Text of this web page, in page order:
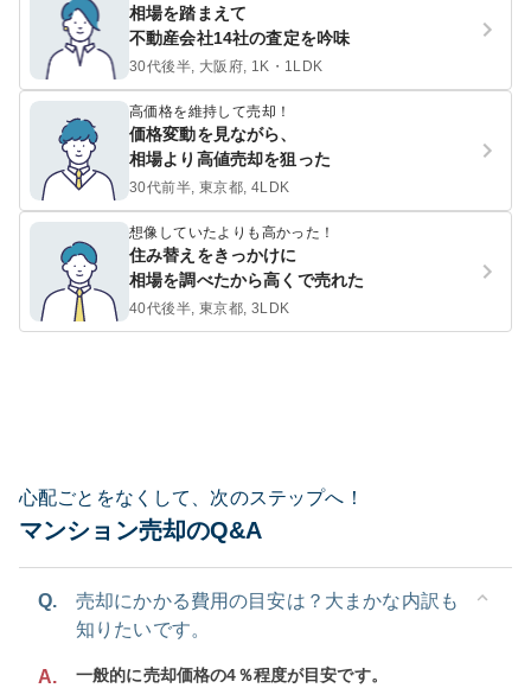
相場を踏まえて
不動産会社14社の査定を吟味
30代後半, 大阪府, 1K・1LDK
高価格を維持して売却！
価格変動を見ながら、
相場より高値売却を狙った
30代前半, 東京都, 4LDK
想像していたよりも高かった！
住み替えをきっかけに
相場を調べたから高くで売れた
40代後半, 東京都, 3LDK
心配ごとをなくして、次のステップへ！
マンション売却のQ&A
Q.
売却にかかる費用の目安は？大まかな内訳も
知りたいです。
A.
一般的に売却価格の4％程度が目安です。